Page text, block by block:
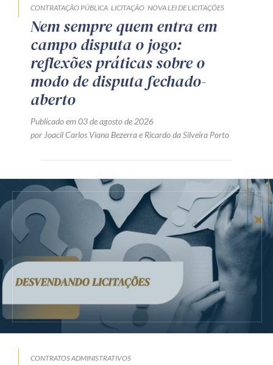
CONTRATAÇÃO PÚBLICA LICITAÇÃO NOVA LEI DE LICITAÇÕES
Nem sempre quem entra em
campo disputa o jogo:
reflexões práticas sobre o
modo de disputa fechado-
aberto
Publicado em 03 de agosto de 2026
por Joacil Carlos Viana Bezerrae Ricardo da Silveira Porto
CONTRATOS ADMINISTRATIVOS